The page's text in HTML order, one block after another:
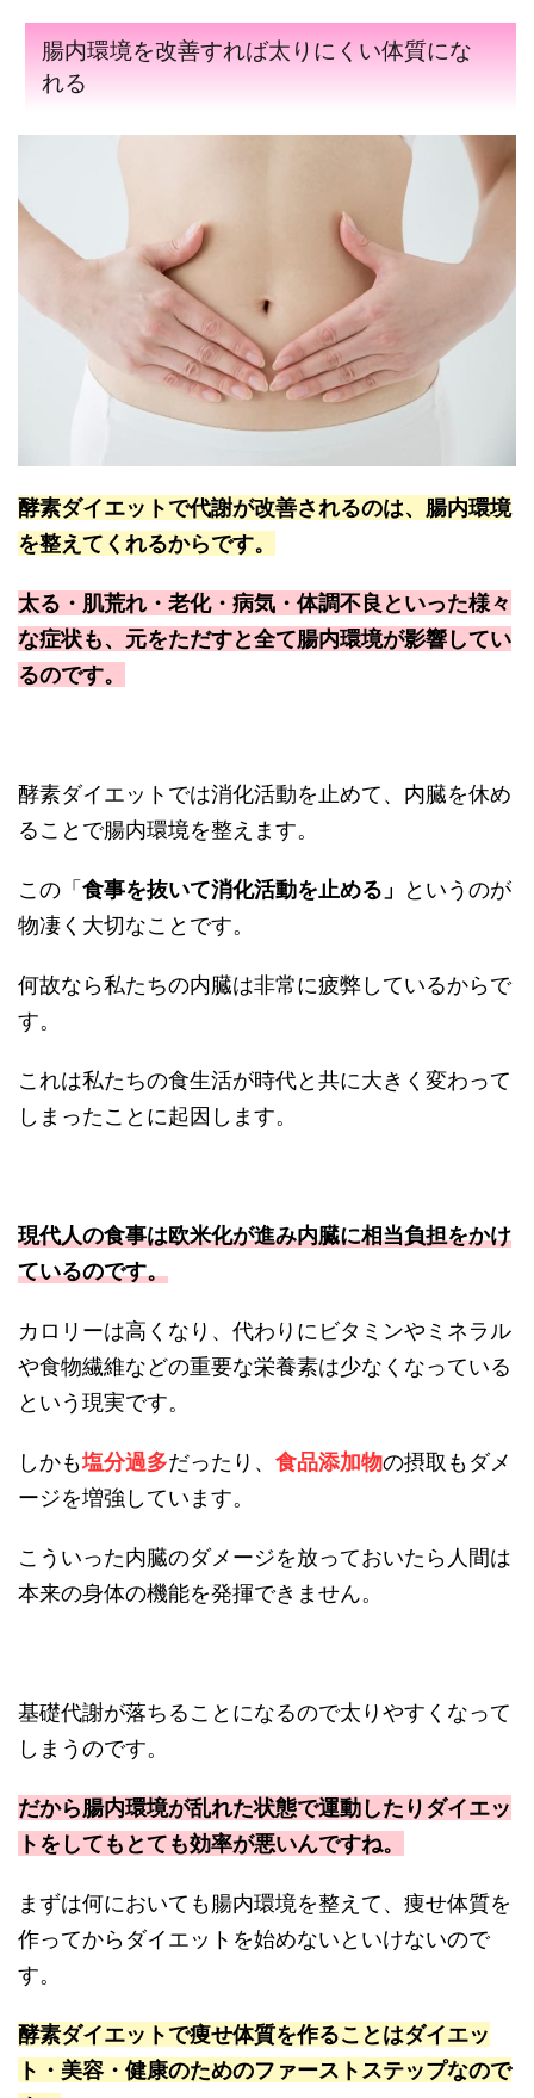
腸内環境を改善すれば太りにくい体質にな
れる
酵素ダイエットで代謝が改善されるのは、腸内環境
を整えてくれるからです。
太る・肌荒れ・老化・病気・体調不良といった様々
な症状も、元をただすと全て腸内環境が影響してい
るのです。
酵素ダイエットでは消化活動を止めて、内臓を休め
ることで腸内環境を整えます。
この「 食事を抜いて消化活動を止める」
というのが
物凄く大切なことです。
何故なら私たちの内臓は非常に疲弊しているからで
す。
これは私たちの食生活が時代と共に大きく変わって
しまったことに起因します。
現代人の食事は欧米化が進み内臓に相当負担をかけ
ているのです。
カロリーは高くなり、代わりにビタミンやミネラル
や食物繊維などの重要な栄養素は少なくなっている
という現実です。
しかも塩分過多だったり、 食品添加物の摂取もダメ
ージを増強しています。
こういった内臓のダメージを放っておいたら人間は
本来の身体の機能を発揮できません。
基礎代謝が落ちることになるので太りやすくなって
しまうのです。
だから腸内環境が乱れた状態で運動したりダイエッ
トをしてもとても効率が悪いんですね。
まずは何においても腸内環境を整えて、痩せ体質を
作ってからダイエットを始めないといけないので
す。
酵素ダイエットで痩せ体質を作ることはダイエッ
ト・美容・健康のためのファーストステップなので